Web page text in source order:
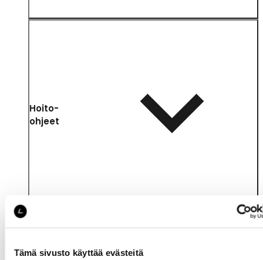
Tämä sivusto käyttää evästeitä
Hoito-
ohjeet